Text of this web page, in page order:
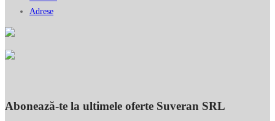
Adrese
Abonează-te la ultimele oferte Suveran SRL